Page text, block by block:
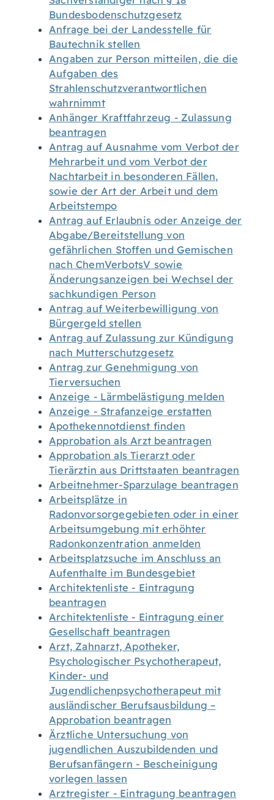
Bundesbodenschutzgesetz
Anfrage bei der Landesstelle für
Bautechnik stellen
Angaben zur Person mitteilen, die die
Aufgaben des
Strahlenschutzverantwortlichen
wahrnimmt
Anhänger Kraftfahrzeug - Zulassung
beantragen
Antrag auf Ausnahme vom Verbot der
Mehrarbeit und vom Verbot der
Nachtarbeit in besonderen Fällen,
sowie der Art der Arbeit und dem
Arbeitstempo
Antrag auf Erlaubnis oder Anzeige der
Abgabe/Bereitstellung von
gefährlichen Stoffen und Gemischen
nach ChemVerbotsV sowie
Änderungsanzeigen bei Wechsel der
sachkundigen Person
Antrag auf Weiterbewilligung von
Bürgergeld stellen
Antrag auf Zulassung zur Kündigung
nach Mutterschutzgesetz
Antrag zur Genehmigung von
Tierversuchen
Anzeige - Lärmbelästigung melden
Anzeige - Strafanzeige erstatten
Apothekennotdienst finden
Approbation als Arzt beantragen
Approbation als Tierarzt oder
Tierärztin aus Drittstaaten beantragen
Arbeitnehmer-Sparzulage beantragen
Arbeitsplätze in
Radonvorsorgegebieten oder in einer
Arbeitsumgebung mit erhöhter
Radonkonzentration anmelden
Arbeitsplatzsuche im Anschluss an
Aufenthalte im Bundesgebiet
Architektenliste - Eintragung
beantragen
Architektenliste - Eintragung einer
Gesellschaft beantragen
Arzt, Zahnarzt, Apotheker,
Psychologischer Psychotherapeut,
Kinder- und
Jugendlichenpsychotherapeut mit
ausländischer Berufsausbildung –
Approbation beantragen
Ärztliche Untersuchung von
jugendlichen Auszubildenden und
Berufsanfängern - Bescheinigung
vorlegen lassen
Arztregister - Eintragung beantragen